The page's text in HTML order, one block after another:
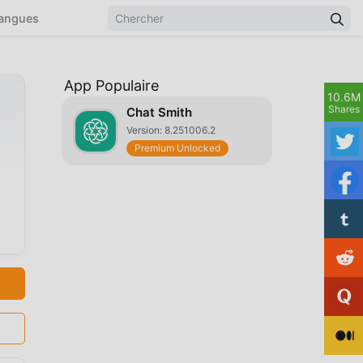
App Populaire
Chat Smith
Version: 8.251006.2
Premium Unlocked
10.6M
Shares